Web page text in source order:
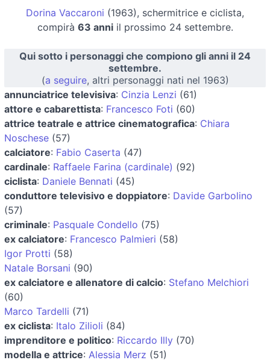
Dorina Vaccaroni (1963), schermitrice e ciclista,
compirà 63 anniil prossimo 24 settembre.
Qui sotto i personaggi che compiono gli anni il 24
settembre.
(a seguire, altri personaggi nati nel 1963)
annunciatrice televisiva: Cinzia Lenzi (61)
attore e cabarettista: Francesco Foti (60)
attrice teatrale e attrice cinematografica: Chiara
Noschese (57)
calciatore: Fabio Caserta (47)
cardinale: Raffaele Farina (cardinale) (92)
ciclista: Daniele Bennati (45)
conduttore televisivo e doppiatore: Davide Garbolino
(57)
criminale: Pasquale Condello (75)
ex calciatore: Francesco Palmieri (58)
Igor Protti (58)
Natale Borsani (90)
ex calciatore e allenatore di calcio: Stefano Melchiori
(60)
Marco Tardelli (71)
ex ciclista: Italo Zilioli (84)
imprenditore e politico: Riccardo Illy (70)
modella e attrice: Alessia Merz (51)